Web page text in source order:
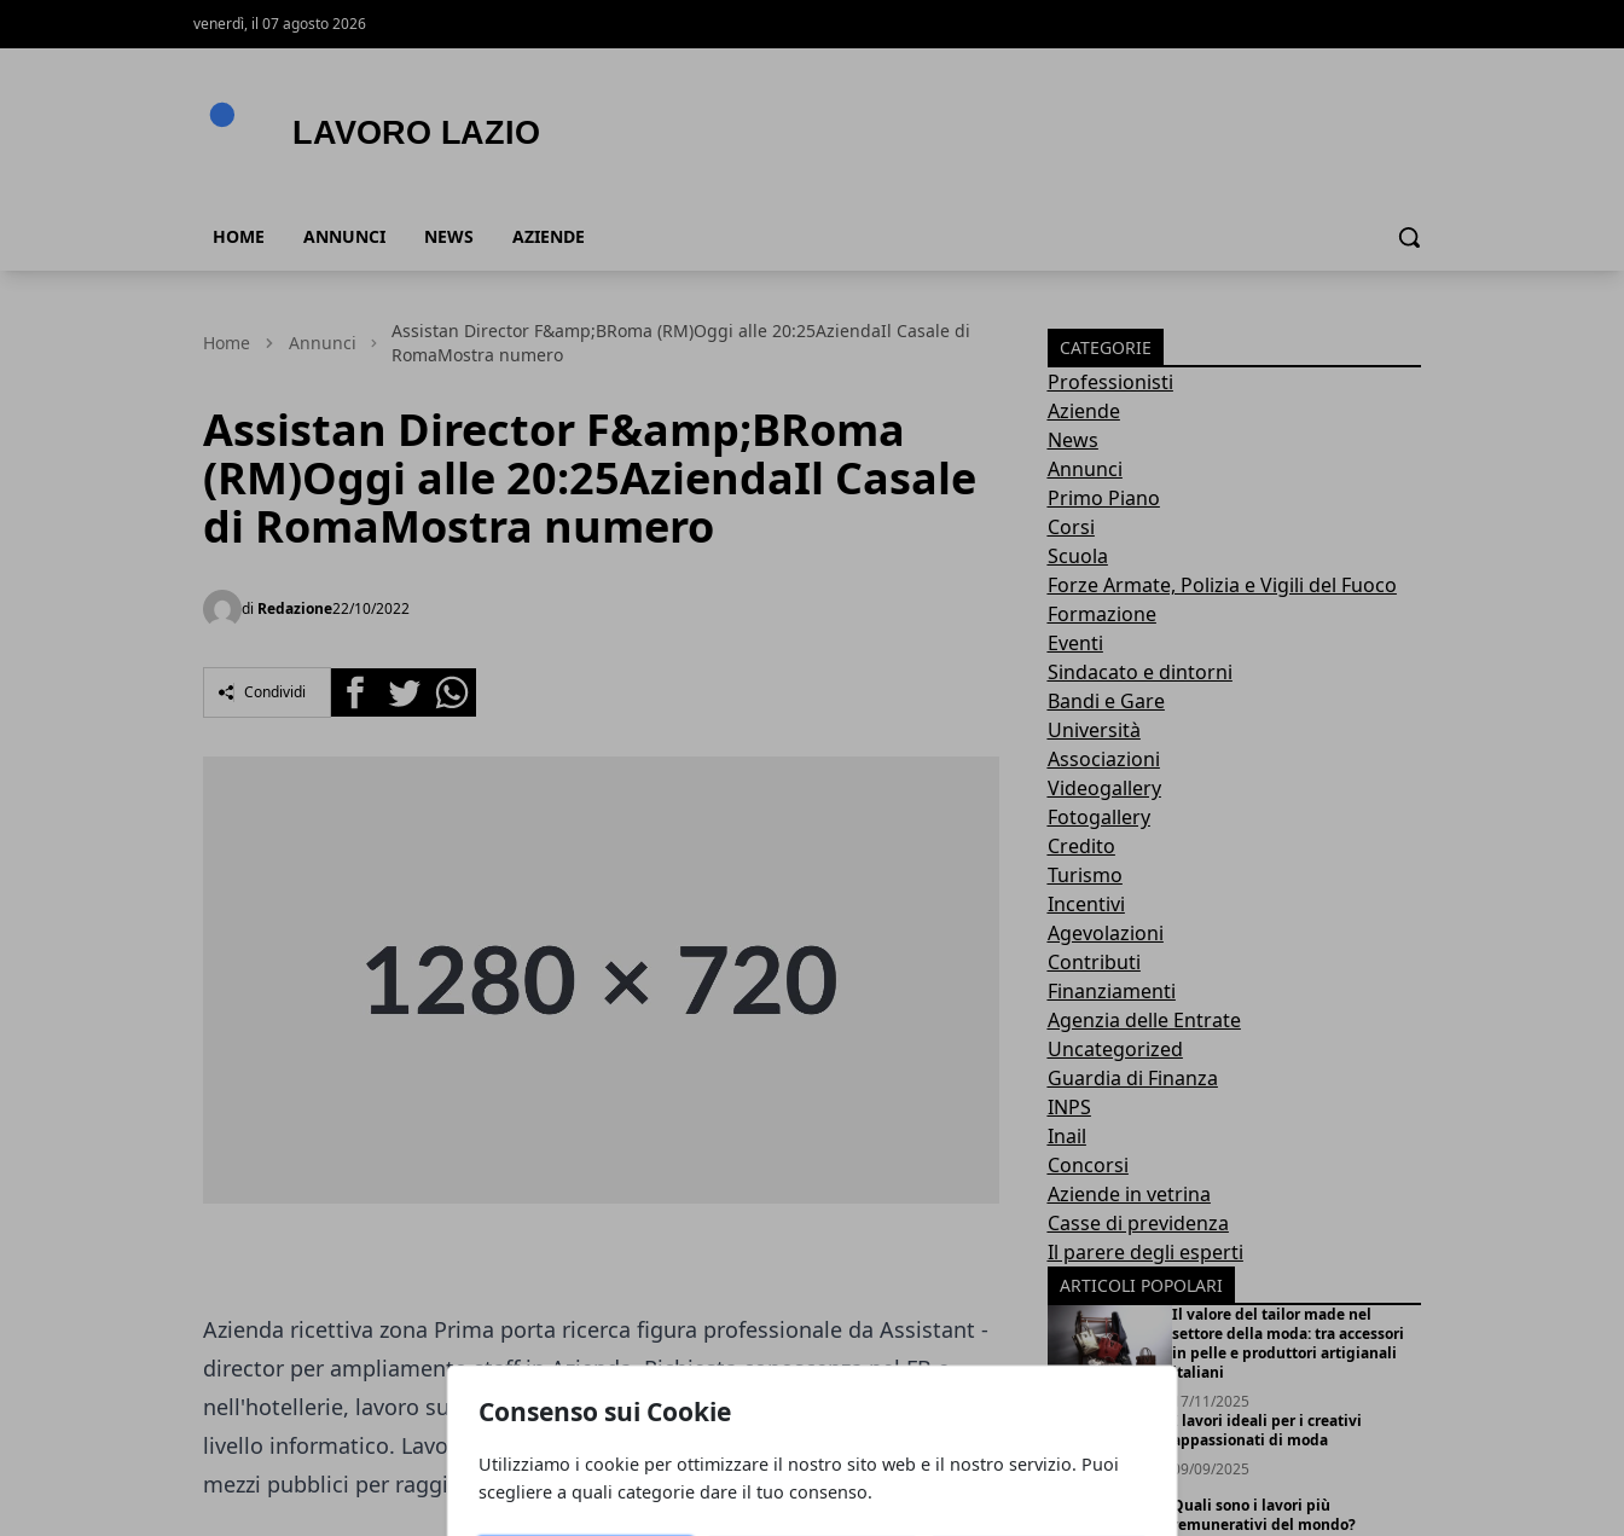
Consenso sui Cookie
Utilizziamo i cookie per ottimizzare il nostro sito web e il nostro servizio. Puoi
scegliere a quali categorie dare il tuo consenso.
venerdì, il 07 agosto 2026
HOME ANNUNCI NEWS AZIENDE Cerca
Home Annunci
Assistan Director F&amp;BRoma (RM)Oggi alle 20:25AziendaIl Casale di
RomaMostra numero
Assistan Director F&amp;BRoma
(RM)Oggi alle 20:25AziendaIl Casale
di RomaMostra numero
di Redazione22/10/2022
Condividi FacebookTwitterWhatsapp
Azienda ricettiva zona Prima porta ricerca figura professionale da Assistant -
director per ampliamento staff in Azienda. Richiesta conoscenza nel FB e
nell'hotellerie, lavoro su turni. Solo candidati giovani con conoscenza a
livello informatico. Lavoro full-time. Si avvisano i candidati che non ci sono
mezzi pubblici per raggiungere l'azienda.
CATEGORIE
Professionisti
Aziende
News
Annunci
Primo Piano
Corsi
Scuola
Forze Armate, Polizia e Vigili del Fuoco
Formazione
Eventi
Sindacato e dintorni
Bandi e Gare
Università
Associazioni
Videogallery
Fotogallery
Credito
Turismo
Incentivi
Agevolazioni
Contributi
Finanziamenti
Agenzia delle Entrate
Uncategorized
Guardia di Finanza
INPS
Inail
Concorsi
Aziende in vetrina
Casse di previdenza
Il parere degli esperti
ARTICOLI POPOLARI
Il valore del tailor made nel
settore della moda: tra accessori
in pelle e produttori artigianali
italiani
17/11/2025
I lavori ideali per i creativi
appassionati di moda
09/09/2025
Quali sono i lavori più
remunerativi del mondo?